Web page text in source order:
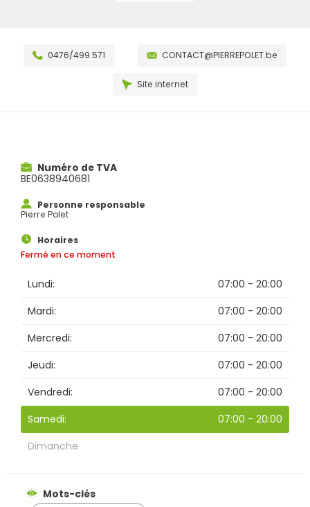
0476/499.571 CONTACT@PIERREPOLET.be
Site internet
Numéro de TVA
BE0638940681
Personne responsable
Pierre Polet
Horaires
Fermé en ce moment
Lundi:
07:00 - 20:00
Mardi:
07:00 - 20:00
Mercredi:
07:00 - 20:00
Jeudi:
07:00 - 20:00
Vendredi:
07:00 - 20:00
Samedi:
07:00 - 20:00
Dimanche
Mots-clés